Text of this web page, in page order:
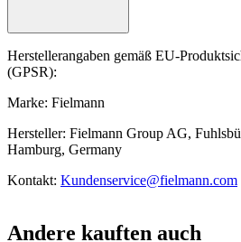
Herstellerangaben gemäß EU-
(GPSR):
Marke: Fielmann
Hersteller: Fielmann Group AG,
Hamburg, Germany
Kontakt: Kundenservice@fielmann.com
Andere kauften auch